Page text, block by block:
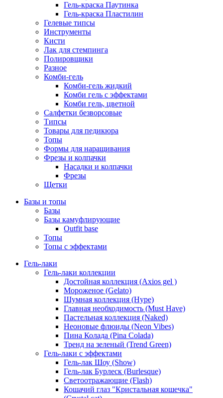
Гель-краска Паутинка
Гель-краска Пластилин
Гелевые типсы
Инструменты
Кисти
Лак для стемпинга
Полировщики
Разное
Комби-гель
Комби-гель жидкий
Комби гель с эффектами
Комби гель, цветной
Салфетки безворсовые
Типсы
Товары для педикюра
Топы
Формы для наращивания
Фрезы и колпачки
Насадки и колпачки
Фрезы
Щетки
Базы и топы
Базы
Базы камуфлирующие
Outfit base
Топы
Топы с эффектами
Гель-лаки
Гель-лаки коллекции
Достойная коллекция (Axios gel )
Мороженое (Gelato)
Шумная коллекция (Hype)
Главная необходимость (Must Have)
Пастельная коллекция (Naked)
Неоновые флюиды (Neon Vibes)
Пина Колада (Pina Colada)
Тренд на зеленый (Trend Green)
Гель-лаки с эффектами
Гель-лак Шоу (Show)
Гель-лак Бурлеск (Burlesque)
Светоотражающие (Flash)
Кошачий глаз "Кристальная кошечка"